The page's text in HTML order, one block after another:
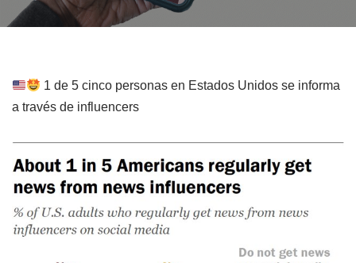
1 de 5 cinco personas en Estados Unidos se informa
a través de influencers